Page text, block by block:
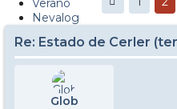
Verano
Nevalog
Re: Estado de Cerler
Glob